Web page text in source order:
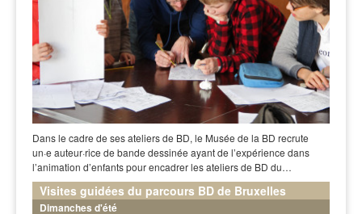
Dans le cadre de ses ateliers de BD, le Musée de la BD recrute
un·e auteur·rice de bande dessinée ayant de l’expérience dans
l’animation d’enfants pour encadrer les ateliers de BD du…
Visites guidées du parcours BD de Bruxelles
Dimanches d'été